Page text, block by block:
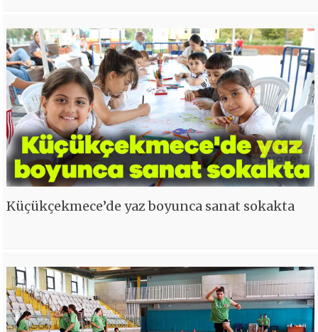
Küçükçekmece’de yaz boyunca sanat sokakta